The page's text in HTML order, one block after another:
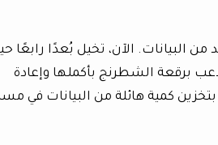
البيانات. الآن، تخيل بُعدًا رابعًا
برقعة الشطرنج بأكملها وإعادة
بتخزين كمية هائلة من البيانات في